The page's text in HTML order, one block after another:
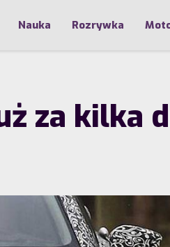
Nauka Rozrywka
za kilka